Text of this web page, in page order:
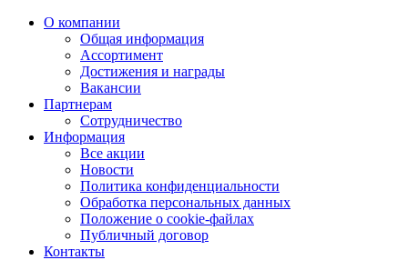
О компании
Общая информация
Ассортимент
Достижения и награды
Вакансии
Партнерам
Сотрудничество
Информация
Все акции
Новости
Политика конфиденциальности
Обработка персональных данных
Положение о cookie-файлах
Публичный договор
Контакты